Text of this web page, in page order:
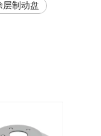
层制动盘